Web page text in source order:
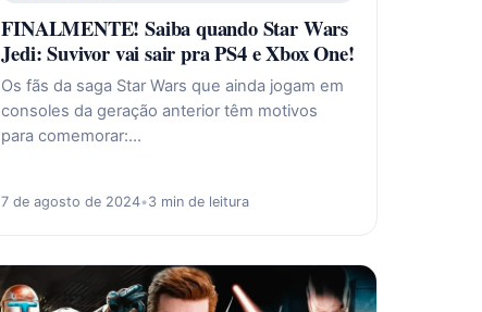
FINALMENTE! Saiba quando Star Wars
Jedi: Suvivor vai sair pra PS4 e Xbox One!
Os fãs da saga Star Wars que ainda jogam em
consoles da geração anterior têm motivos
para comemorar:…
7 de agosto de 2024•3 min de leitura